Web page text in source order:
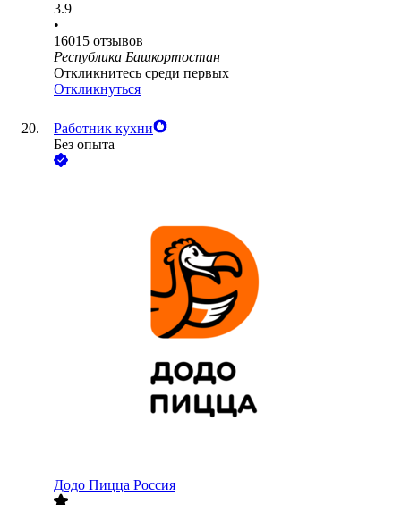
3.9
•
16015 отзывов
Республика Башкортостан
Откликнитесь среди первых
Откликнуться
Работник кухни
Без опыта
Додо Пицца Россия